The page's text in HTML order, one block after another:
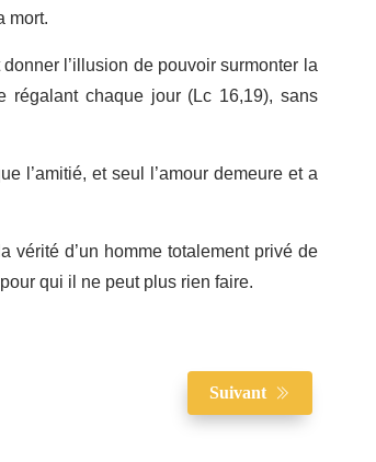
mort.
l’illusion de pouvoir surmonter la
chaque jour (Lc 16,19), sans
l’amitié, et seul l’amour demeure et a
d’un homme totalement privé de
qui il ne peut plus rien faire.
Suivant